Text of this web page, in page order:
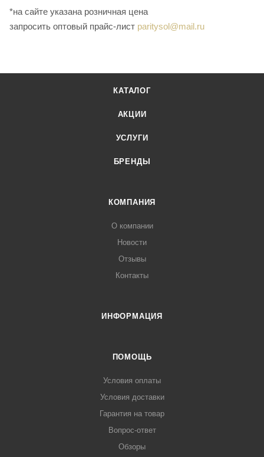
*на сайте указана розничная цена
запросить оптовый прайс-лист paritysol@mail.ru
КАТАЛОГ
АКЦИИ
УСЛУГИ
БРЕНДЫ
КОМПАНИЯ
О компании
Новости
Отзывы
Контакты
ИНФОРМАЦИЯ
ПОМОЩЬ
Условия оплаты
Условия доставки
Гарантия на товар
Вопрос-ответ
Обзоры